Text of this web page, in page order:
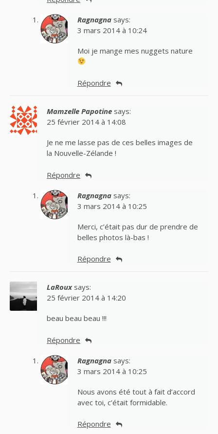
Ragnagna says:
3 mars 2014 à 10:24
Moi je mange mes nuggets nature
Répondre
Mamzelle Papotine says:
25 février 2014 à 14:08
Je ne me lasse pas de ces belles images de
la Nouvelle-Zélande !
Répondre
Ragnagna says:
3 mars 2014 à 10:25
Merci, c’était pas dur de prendre de
belles photos là-bas !
Répondre
LaRoux says:
25 février 2014 à 14:20
beau beau beau !!!
Répondre
Ragnagna says:
3 mars 2014 à 10:25
Nous avons été tout à fait d’accord
avec toi, c’était formidable.
Répondre